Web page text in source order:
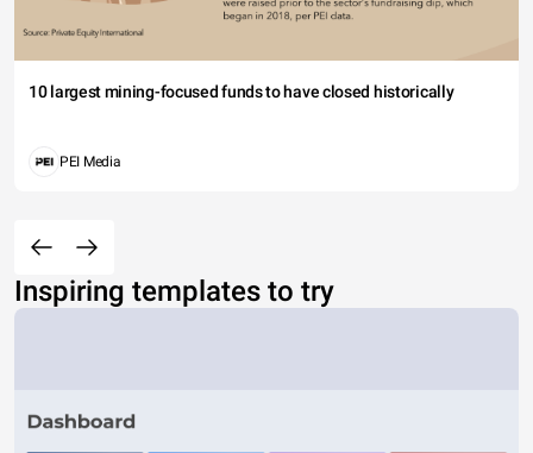
10 largest mining-focused funds to have closed historically
PEI Media
Inspiring templates to try